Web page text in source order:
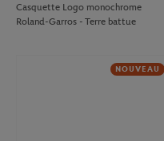
Casquette Logo monochrome
Roland-Garros - Terre battue
NOUVEAU